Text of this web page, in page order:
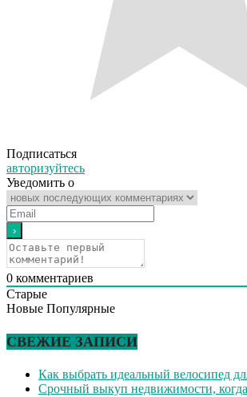
Подписаться
авторизуйтесь
Уведомить о
0 комментариев
Старые
Новые Популярные
СВЕЖИЕ ЗАПИСИ
Как выбрать идеальный велосипед
Срочный выкуп недвижимости,